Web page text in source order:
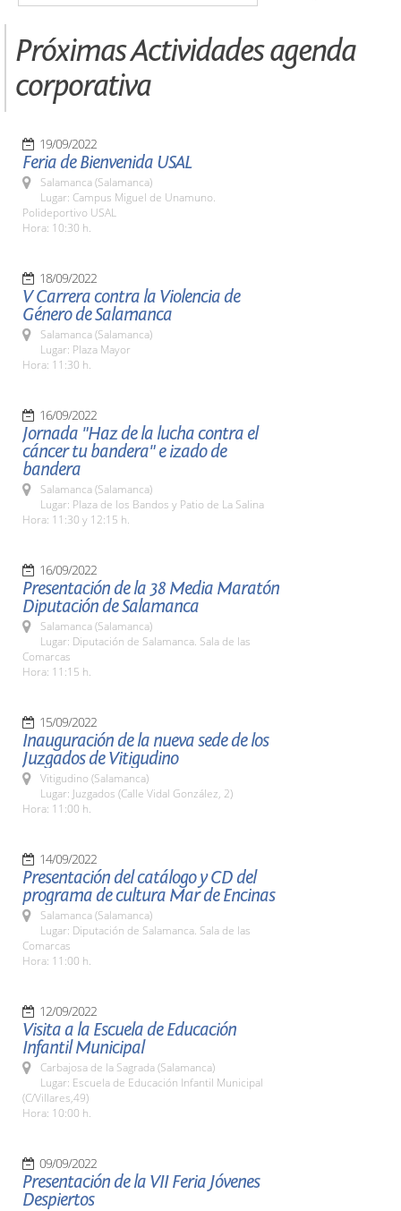
Próximas Actividades agenda
corporativa
19/09/2022
Feria de Bienvenida USAL
Salamanca (Salamanca)
Lugar: Campus Miguel de Unamuno.
Polideportivo USAL
Hora: 10:30 h.
18/09/2022
V Carrera contra la Violencia de
Género de Salamanca
Salamanca (Salamanca)
Lugar: Plaza Mayor
Hora: 11:30 h.
16/09/2022
Jornada "Haz de la lucha contra el
cáncer tu bandera" e izado de
bandera
Salamanca (Salamanca)
Lugar: Plaza de los Bandos y Patio de La Salina
Hora: 11:30 y 12:15 h.
16/09/2022
Presentación de la 38 Media Maratón
Diputación de Salamanca
Salamanca (Salamanca)
Lugar: Diputación de Salamanca. Sala de las
Comarcas
Hora: 11:15 h.
15/09/2022
Inauguración de la nueva sede de los
Juzgados de Vitigudino
Vitigudino (Salamanca)
Lugar: Juzgados (Calle Vidal González, 2)
Hora: 11:00 h.
14/09/2022
Presentación del catálogo y CD del
programa de cultura Mar de Encinas
Salamanca (Salamanca)
Lugar: Diputación de Salamanca. Sala de las
Comarcas
Hora: 11:00 h.
12/09/2022
Visita a la Escuela de Educación
Infantil Municipal
Carbajosa de la Sagrada (Salamanca)
Lugar: Escuela de Educación Infantil Municipal
(C/Villares,49)
Hora: 10:00 h.
09/09/2022
Presentación de la VII Feria Jóvenes
Despiertos